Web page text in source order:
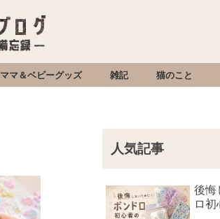
ママ＆ベビーグッズ 雑記 猫のこと
人気記事
後悔
ロ